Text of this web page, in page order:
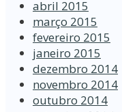
abril 2015
março 2015
fevereiro 2015
janeiro 2015
dezembro 2014
novembro 2014
outubro 2014